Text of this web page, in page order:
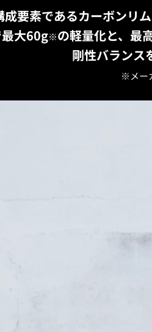
要素であるカーボンリ
大60g※の軽量化と、最
剛性バランス
※メー